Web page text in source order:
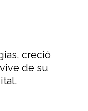
creció
de su